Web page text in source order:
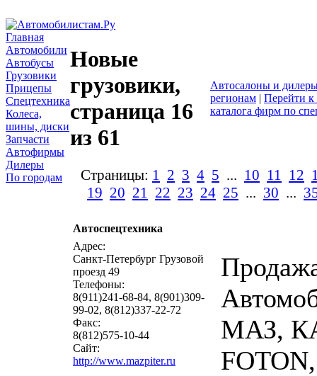
Главная
Автомобили
Автобусы
Грузовики
Прицепы
Спецтехника
Колеса,
шины, диски
Запчасти
Автофирмы
Дилеры
По городам
Новые
грузовики,
страница 16
из 61
Автосалоны и
регионам | Перейти к
каталога фирм по
Страницы: 1 2 3 4 5 ... 10 11 12
19 20 21 22 23 24 25 ... 30 ...
Автоспецтехника
Адрес:
Санкт-Петербург Грузовой
проезд 49
Телефоны:
8(911)241-68-84, 8(901)309-
99-02, 8(812)337-22-72
Факс:
8(812)575-10-44
Сайт:
http://www.mazpiter.ru
МАЗ,